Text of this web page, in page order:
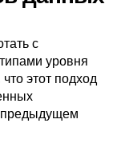
с
уровня
этот подход
предыдущем